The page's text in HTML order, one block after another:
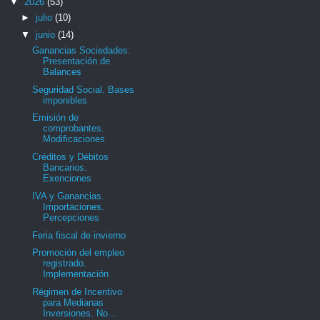
► julio (10)
▼ junio (14)
Ganancias Sociedades.
Presentación de
Balances
Seguridad Social. Bases
imponibles
Emisión de
comprobantes.
Modificaciones
Créditos y Débitos
Bancarios.
Exenciones
IVA y Ganancias.
Importaciones.
Percepciones
Feria fiscal de invierno
Promoción del empleo
registrado.
Implementación
Régimen de Incentivo
para Medianas
Inversiones. No...